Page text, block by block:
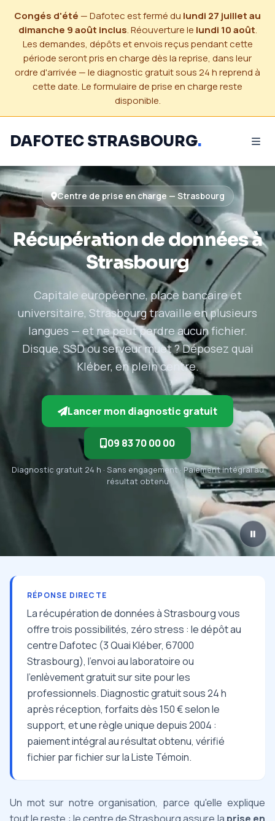
Congés d'été — Dafotec est fermé du lundi 27 juillet au
dimanche 9 août inclus. Réouverture le lundi 10 août.
Les demandes, dépôts et envois reçus pendant cette
période seront pris en charge dès la reprise, dans leur
ordre d'arrivée — le diagnostic gratuit sous 24 h reprend à
cette date. Le formulaire de prise en charge reste
disponible.
DAFOTEC STRASBOURG.
Centre de prise en charge — Strasbourg
Récupération de données à
Strasbourg
Capitale européenne, place bancaire et
universitaire, Strasbourg travaille en plusieurs
langues — et ne peut perdre aucun fichier.
Disque, SSD ou serveur muet ? Déposez quai
Kléber, en plein centre.
Lancer mon diagnostic gratuit
09 83 70 00 00
Diagnostic gratuit 24 h · Sans engagement · Paiement intégral au
résultat obtenu
RÉPONSE DIRECTE
La récupération de données à Strasbourg vous
offre trois possibilités, zéro stress : le dépôt au
centre Dafotec (3 Quai Kléber, 67000
Strasbourg), l'envoi au laboratoire ou
l'enlèvement gratuit sur site pour les
professionnels. Diagnostic gratuit sous 24 h
après réception, forfaits dès 150 € selon le
support, et une règle unique depuis 2004 :
paiement intégral au résultat obtenu, vérifié
fichier par fichier sur la Liste Témoin.
Un mot sur notre organisation, parce qu'elle explique